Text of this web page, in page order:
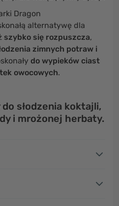
Dragon
alternatywę dla
szybko się rozpuszcza,
zimnych potraw i
do wypieków ciast
owocowych.
słodzenia koktajli,
i mrożonej herbaty.